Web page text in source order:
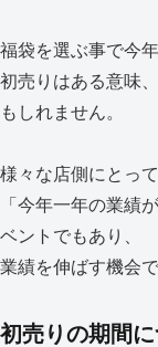
福袋を選ぶ事で今
初売りはある意味
もしれません。
様々な店側にとっ
「今年一年の業績
ベントでもあり、
業績を伸ばす機会
初売りの期間